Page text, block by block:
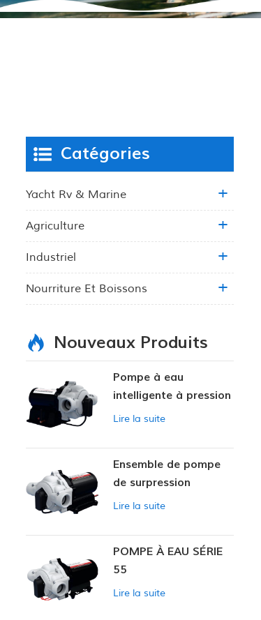
Catégories
Yacht Rv & Marine
Agriculture
Industriel
Nourriture Et Boissons
Nouveaux Produits
Pompe à eau
intelligente à pression
variable
Lire la suite
Ensemble de pompe
de surpression
intelligente
Lire la suite
POMPE À EAU SÉRIE
55
Lire la suite